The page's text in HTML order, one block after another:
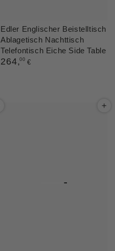
Edler Englischer Beistelltisch
Ablagetisch Nachttisch
Telefontisch Eiche Side Table
Regulärer
264,00 €